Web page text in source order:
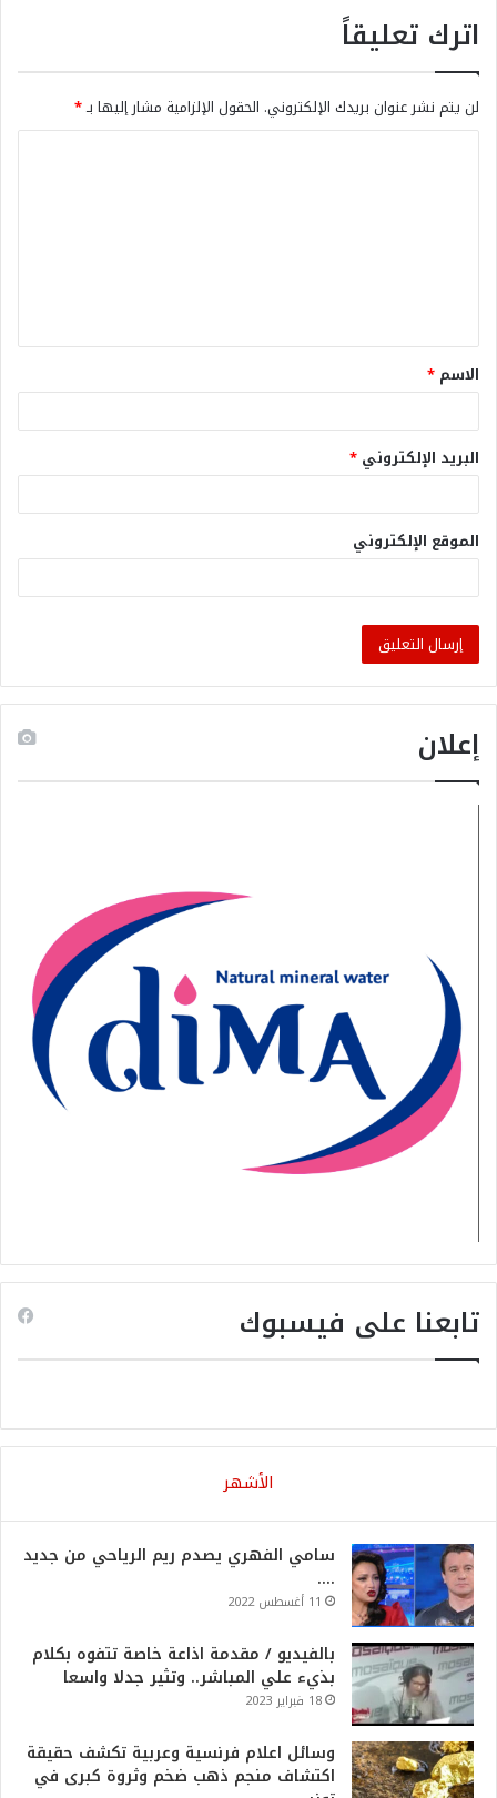
اترك تعليقاً
لن يتم نشر عنوان بريدك الإلكتروني. الحقول الإلزامية مشار إليها بـ*
الاسم *
البريد الإلكتروني *
الموقع الإلكتروني
إعلان
تابعنا على فيسبوك
الأشهر
سامي الفهري يصدم ريم الرياحي من جديد
….
11 أغسطس 2022
بالفيديو / مقدمة اذاعة خاصة تتفوه بكلام
بذيء علي المباشر.. وتثير جدلا واسعا
18 فبراير 2023
وسائل اعلام فرنسية وعربية تكشف حقيقة
اكتشاف منجم ذهب ضخم وثروة كبرى في